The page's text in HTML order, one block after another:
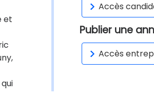
et
Accès
Publier une
Accès